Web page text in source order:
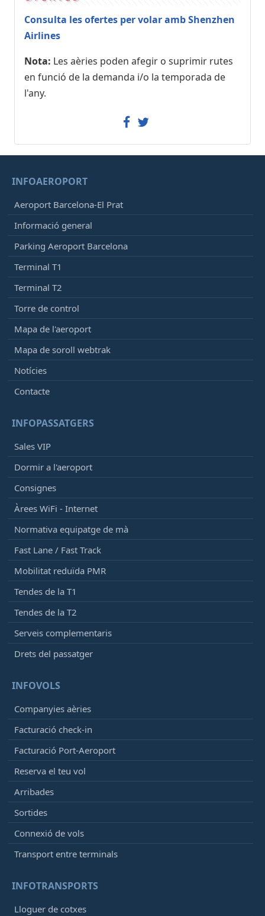
Consulta les ofertes per volar amb Shenzhen
Airlines
Nota: Les aèries poden afegir o suprimir rutes
en funció de la demanda i/o la temporada de
l'any.
INFOAEROPORT
Aeroport Barcelona-El Prat
Informació general
Parking Aeroport Barcelona
Terminal T1
Terminal T2
Torre de control
Mapa de l'aeroport
Mapa de soroll webtrak
Notícies
Contacte
INFOPASSATGERS
Sales VIP
Dormir a l'aeroport
Consignes
Àrees WiFi - Internet
Normativa equipatge de mà
Fast Lane / Fast Track
Mobilitat reduïda PMR
Tendes de la T1
Tendes de la T2
Serveis complementaris
Drets del passatger
INFOVOLS
Companyies aèries
Facturació check-in
Facturació Port-Aeroport
Reserva el teu vol
Arribades
Sortides
Connexió de vols
Transport entre terminals
INFOTRANSPORTS
Lloguer de cotxes